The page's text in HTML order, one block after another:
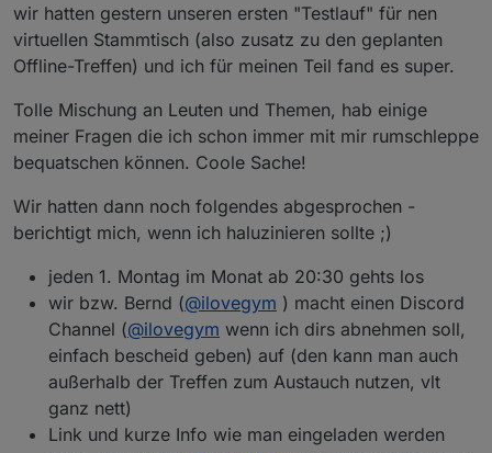
wir hatten gestern unseren ersten "Testlauf" für nen
virtuellen Stammtisch (also zusatz zu den geplanten
Offline-Treffen) und ich für meinen Teil fand es super.
Tolle Mischung an Leuten und Themen, hab einige
meiner Fragen die ich schon immer mit mir rumschleppe
bequatschen können. Coole Sache!
Wir hatten dann noch folgendes abgesprochen -
berichtigt mich, wenn ich haluzinieren sollte ;)
jeden 1. Montag im Monat ab 20:30 gehts los
wir bzw. Bernd (@ilovegym ) macht einen Discord
Channel (@ilovegym wenn ich dirs abnehmen soll,
einfach bescheid geben) auf (den kann man auch
außerhalb der Treffen zum Austauch nutzen, vlt
ganz nett)
Link und kurze Info wie man eingeladen werden